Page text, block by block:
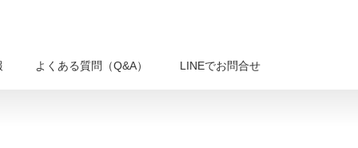
よくある質問（Q&A） LINEでお問合せ